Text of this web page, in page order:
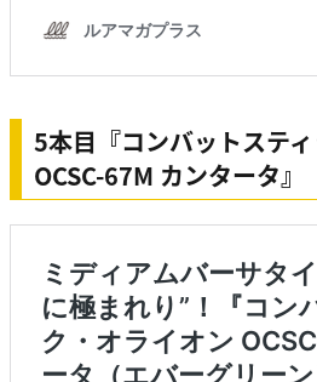
5本目『コンバットステ
OCSC-67M カンタータ』